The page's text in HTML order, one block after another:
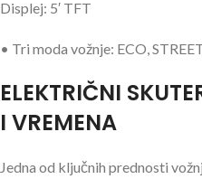
Displej: 5′ TFT
• Tri moda vožnje: ECO,
ELEKTRIČNI
I VREMENA
Jedna od ključnih prednosti